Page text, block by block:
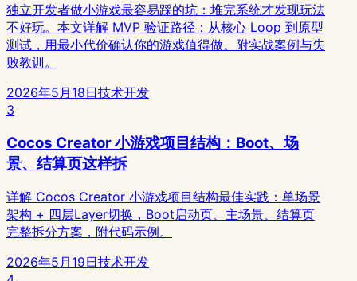
独立开发者做小游戏最容易踩的坑：堆完系统才发现玩法
不好玩。本文详解 MVP 验证路径：从核心 Loop 到原型
测试，用最小代价确认你的游戏值得做。附实战案例与失
败教训。
2026年5月18日技术开发
3
Cocos Creator 小游戏项目结构：Boot、场
景、结算页这样拆
详解 Cocos Creator 小游戏项目结构最佳实践：单场景
架构 + 四层Layer切换，Boot启动页、主场景、结算页
完整拆分方案，附代码示例。
2026年5月19日技术开发